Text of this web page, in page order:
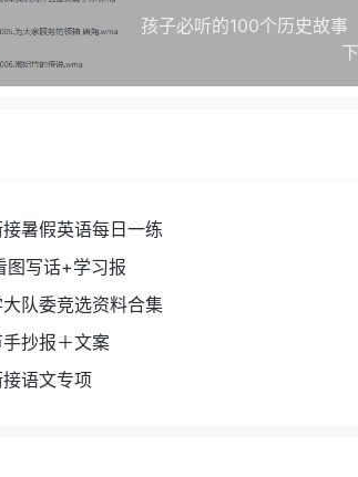
孩子必听的100个历史故事
暑假英语每日一练
图写话+学习报
队委竞选资料合集
抄报＋文案
语文专项